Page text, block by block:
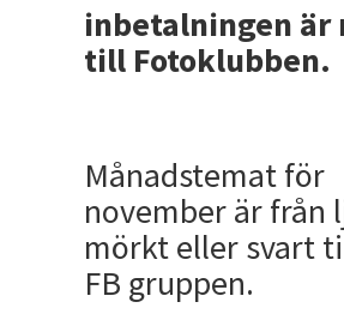
inbetalningen är
till Fotoklubben.
Månadstemat för
november är från
mörkt eller svart
FB gruppen.